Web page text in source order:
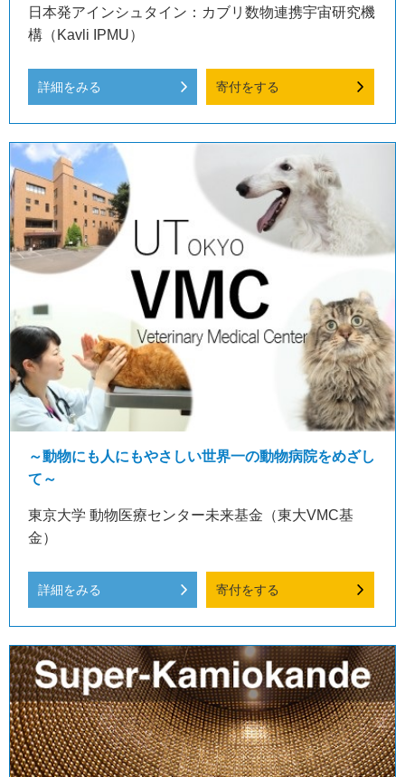
日本発アインシュタイン：カブリ数物連携宇宙研究機
構（Kavli IPMU）
詳細をみる 寄付をする
～動物にも人にもやさしい世界一の動物病院をめざし
て～
東京大学 動物医療センター未来基金（東大VMC基
金）
詳細をみる 寄付をする